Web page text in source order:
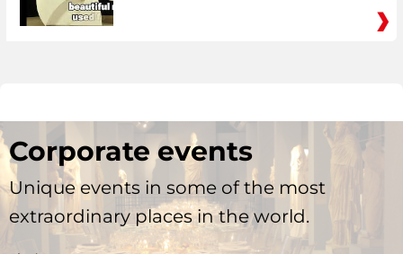
Corporate events
Unique events in some of the most
extraordinary places in the world.